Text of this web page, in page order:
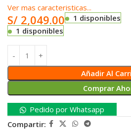
Ver mas caracteristicas...
S/ 2,049.00
1 disponibles
1 disponibles
Añadir Al
Comprar
Pedido por Whatsapp
Compartir: